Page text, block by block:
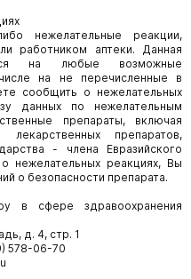
нежелательные реакции,
работником аптеки. Данная
на любые возможные
на не перечисленные в
сообщить о нежелательных
данных по нежелательным
препараты, включая
препаратов,
- члена Евразийского
нежелательных реакциях, Вы
о безопасности препарата.
в сфере здравоохранения
д. 4, стр. 1
578-06-70